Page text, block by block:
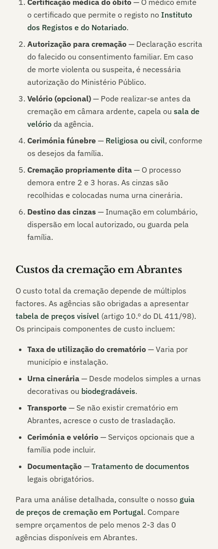
Certificação médica do óbito — O médico emite
o certificado que permite o registo no Instituto
dos Registos e do Notariado.
Autorização para cremação — Declaração escrita
do falecido ou consentimento familiar. Em caso
de morte violenta ou suspeita, é necessária
autorização do Ministério Público.
Velório (opcional) — Pode realizar-se antes da
cremação em câmara ardente, capela ou sala de
velório da agência.
Cerimónia fúnebre — Religiosa ou civil, conforme
os desejos da família.
Cremação propriamente dita — O processo
demora entre 2 e 3 horas. As cinzas são
recolhidas e colocadas numa urna cinerária.
Destino das cinzas — Inumação em columbário,
dispersão em local autorizado, ou guarda pela
família.
Custos da cremação emAbrantes
O custo total da cremação depende de múltiplos
factores. As agências são obrigadas a apresentar
tabela de preços visível (artigo 10.º do DL 411/98).
Os principais componentes de custo incluem:
Taxa de utilização do crematório — Varia por
município e instalação.
Urna cinerária — Desde modelos simples a urnas
decorativas ou biodegradáveis.
Transporte — Se não existir crematório em
Abrantes, acresce o custo de trasladação.
Cerimónia e velório — Serviços opcionais que a
família pode incluir.
Documentação — Tratamento de documentos
legais obrigatórios.
Para uma análise detalhada, consulte o nosso guia
de preços de cremação em Portugal. Compare
sempre orçamentos de pelo menos 2-3 das 0
agências disponíveis em Abrantes.